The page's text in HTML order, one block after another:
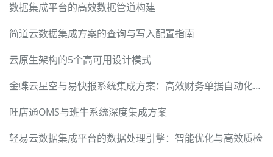
数据集成平台的高效数据管道构建
简道云数据集成方案的查询与写入配置指南
云原生架构的5个高可用设计模式
金蝶云星空与易快报系统集成方案：高效财务单据自动化流转
旺店通OMS与班牛系统深度集成方案
轻易云数据集成平台的数据处理引擎：智能优化与高效质检